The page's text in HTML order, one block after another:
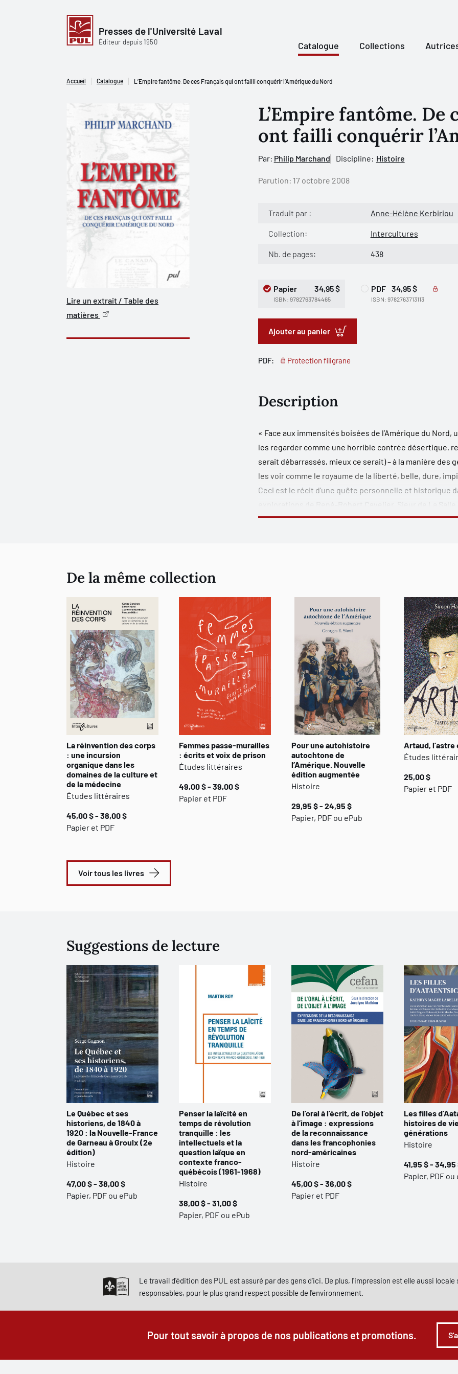
Presses de l'Université Laval
Éditeur depuis 1950 Catalogue Collections
Accueil Catalogue L’Empire fantôme. De ces Français qui ont failli conquérir l’Amérique du Nord
Lire un extrait / Table des
matières
L’Empire fantôme. De
ont failli conquérir
Par: Philip Marchand Discipline: Histoire
Parution: 17 octobre 2008
Traduit par : Anne-Hélène Kerbiriou
Collection: Intercultures
Nb. de pages: 438
Papier 34,95 $
ISBN: 9782763784465
PDF 34,95 $
ISBN: 9782763713113
Ajouter au panier
PDF: Protection filigrane
Description
« Face aux immensités boisées de l’Amérique du
les regarder comme une horrible contrée désertique,
serait débarrassés, mieux ce serait) – à la manière des
les voir comme le royaume de la liberté, belle, dure,
Ceci est le récit d’une quête personnelle et historique
explorations de René-Robert Cavelier, Sieur de La Salle,
des vestiges de l’héritage perdu de la France en
Philip Marchand sonde le caractère étrange et intrigant
des missionnaires jésuites, des coureurs des bois,
marchaient sur ses talons, qui forgèrent des alliances
contre elles, et fondèrent des villes à travers un pan
Il présente également des survivances actuelles de
la nuit, dans des reconstitutions historiques, dans les
des routes, de Montréal à Venice en Louisiane. Tout
d’enfance de catholique élevé au Massachusetts
des craintes, des espoirs et de l’iconographie d’une
fardeau et l’ironie de l’histoire.
De la même collection
La réinvention des corps
: une incursion
organique dans les
domaines de la culture et
de la médecine
Études littéraires
45,00 $ - 38,00 $
Papier et PDF
Femmes passe-murailles
: écrits et voix de prison
Études littéraires
49,00 $ - 39,00 $
Papier et PDF
Pour une autohistoire
autochtone de
l’Amérique. Nouvelle
édition augmentée
Histoire
29,95 $ - 24,95 $
Papier, PDF ou ePub
Artaud, l’astre
Études
25,00 $
Papier et PDF
Voir tous les livres
Suggestions de lecture
Le Québec et ses
historiens, de 1840 à
1920 : la Nouvelle-France
de Garneau à Groulx (2e
édition)
Histoire
47,00 $ - 38,00 $
Papier, PDF ou ePub
Penser la laïcité en
temps de révolution
tranquille : les
intellectuels et la
question laïque en
contexte franco-
québécois (1961-1968)
Histoire
38,00 $ - 31,00 $
Papier, PDF ou ePub
De l’oral à l’écrit, de l’objet
à l’image : expressions
de la reconnaissance
dans les francophonies
nord-américaines
Histoire
45,00 $ - 36,00 $
Papier et PDF
Les filles
histoires de
générations
Histoire
41,95 $ - 34,95
Papier, PDF ou
Le travail d'édition des PUL est assuré par des gens d'ici. De plus, l'impression est elle aussi
responsables, pour le plus grand respect possible de l'environnement.
Pour tout savoir à propos de nos publications et promotions.